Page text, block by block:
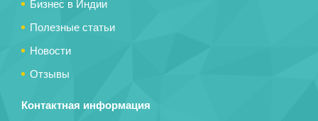
Бизнес в Индии
Полезные статьи
Новости
Отзывы
Контактная информация